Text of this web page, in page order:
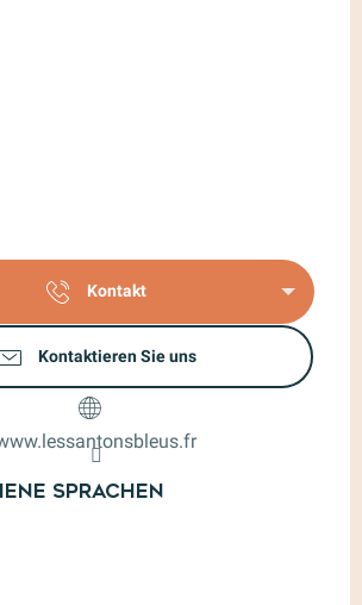
Kontakt
Kontaktieren Sie uns
Sprachen
Sprachen